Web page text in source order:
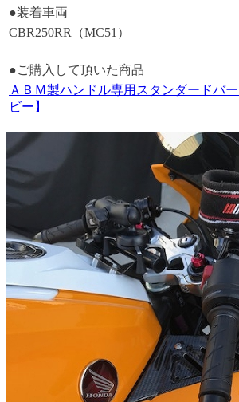
●装着車両
CBR250RR（MC51）
●ご購入して頂いた商品
ＡＢＭ製ハンドル専用スタンダードバ
ビー】